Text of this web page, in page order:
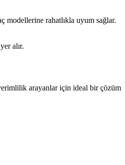
modellerine rahatlıkla uyum sağlar.
alır.
arayanlar için ideal bir çözüm